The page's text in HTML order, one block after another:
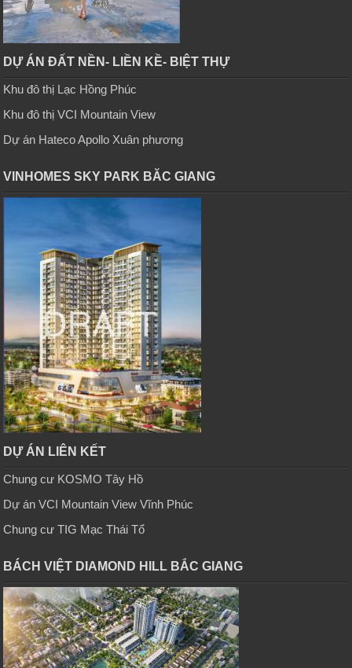
DỰ ÁN ĐẤT NỀN- LIỀN KỀ- BIỆT THỰ
Khu đô thị Lạc Hồng Phúc
Khu đô thị VCI Mountain View
Dự án Hateco Apollo Xuân phương
VINHOMES SKY PARK BĂC GIANG
DỰ ÁN LIÊN KẾT
Chung cư KOSMO Tây Hồ
Dự án VCI Mountain View Vĩnh Phúc
Chung cư TIG Mạc Thái Tổ
BÁCH VIỆT DIAMOND HILL BẮC GIANG